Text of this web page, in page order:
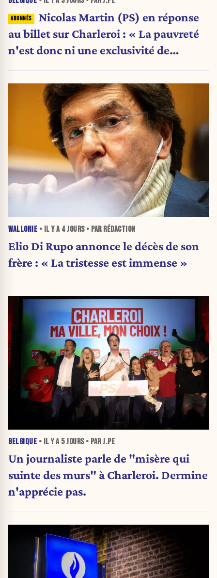
Nicolas Martin (PS) en réponse
au billet sur Charleroi : « La pauvreté
n'est donc ni une exclusivité de
WALLONIE • IL Y A 4 JOURS• PAR RÉDACTION
Elio Di Rupo annonce le décès de son
frère : « La tristesse est immense »
BELGIQUE • IL Y A 5 JOURS• PAR J.PE
Un journaliste parle de "misère qui
suinte des murs" à Charleroi. Dermine
n'apprécie pas.